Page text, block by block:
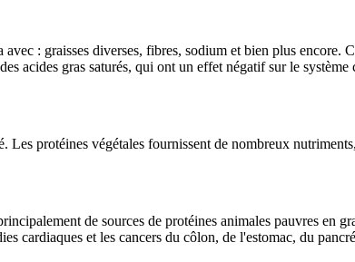
: graisses diverses, fibres, sodium et bien plus encore.
acides gras saturés, qui ont un effet négatif sur le
protéines végétales fournissent de nombreux
de sources de protéines animales pauvres en
cardiaques et les cancers du côlon, de l'estomac, du